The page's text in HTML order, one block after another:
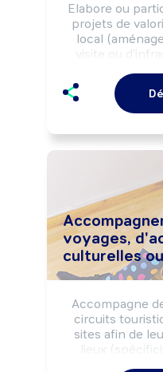
Elabore ou
projets de
local
visite ou
d'augmenter
les
Peut
Peut
voyages,
culturelles
Accompagne
circuits
sites afin de
lieux